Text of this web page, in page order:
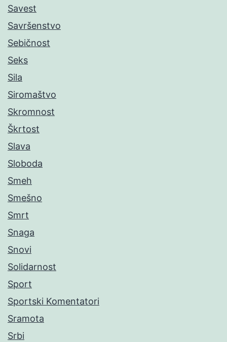
Savest
Savršenstvo
Sebičnost
Seks
Sila
Siromaštvo
Skromnost
Škrtost
Slava
Sloboda
Smeh
Smešno
Smrt
Snaga
Snovi
Solidarnost
Sport
Sportski Komentatori
Sramota
Srbi